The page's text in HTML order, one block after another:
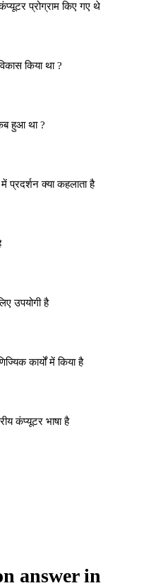
प्रोग्राम किए गए थे
किया था ?
हुआ था ?
क्या कहलाता है
उपयोगी है
कार्यों में किया है
कंप्यूटर भाषा है
answer in